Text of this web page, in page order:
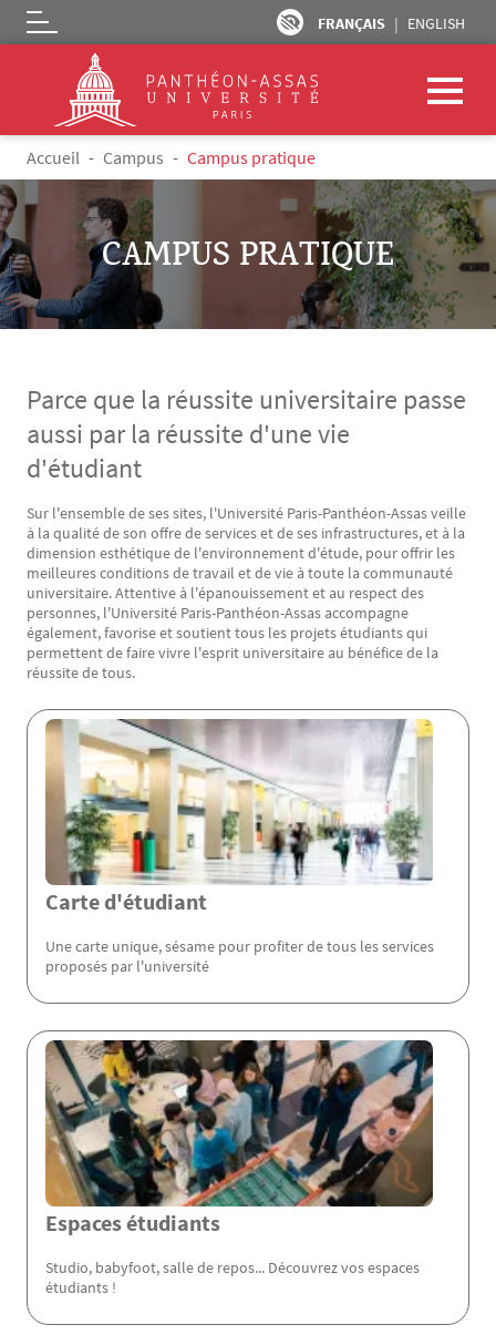
Aller au contenu principal
FRANÇAIS ENGLISH
Logo
Fil d'Ariane
Accueil Campus Campus pratique
CAMPUS PRATIQUE
Parce que la réussite universitaire passe
aussi par la réussite d'une vie
d'étudiant
Texte
Sur l'ensemble de ses sites, l'Université Paris-Panthéon-Assas veille
à la qualité de son offre de services et de ses infrastructures, et à la
dimension esthétique de l'environnement d'étude, pour offrir les
meilleures conditions de travail et de vie à toute la communauté
universitaire. Attentive à l'épanouissement et au respect des
personnes, l'Université Paris-Panthéon-Assas accompagne
également, favorise et soutient tous les projets étudiants qui
permettent de faire vivre l'esprit universitaire au bénéfice de la
réussite de tous.
Menu Assas
Carte d'étudiant
Une carte unique, sésame pour profiter de tous les services
proposés par l'université
Espaces étudiants
Studio, babyfoot, salle de repos... Découvrez vos espaces
étudiants !